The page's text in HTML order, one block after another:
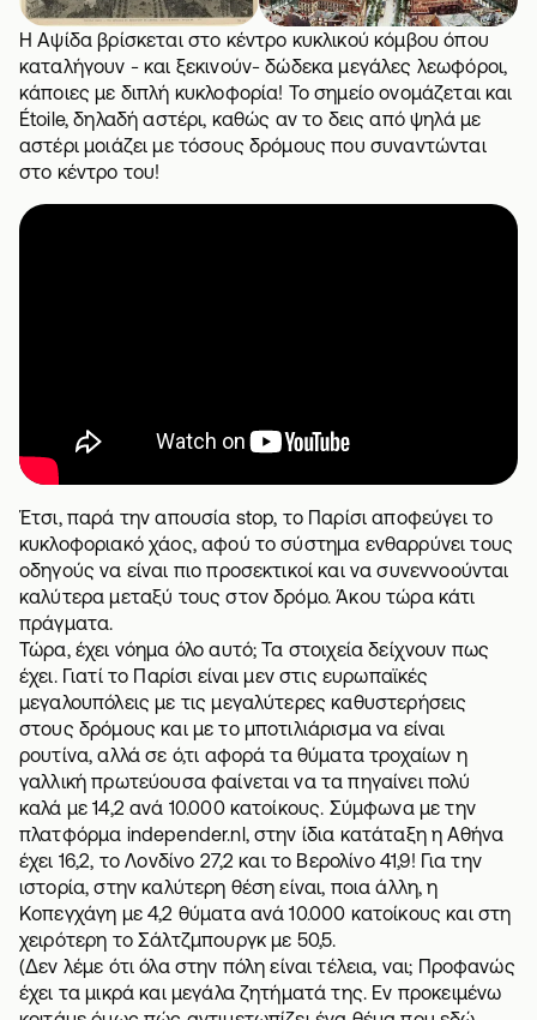
Η Αψίδα βρίσκεται στο κέντρο κυκλικού κόμβου όπου
καταλήγουν - και ξεκινούν- δώδεκα μεγάλες λεωφόροι,
κάποιες με διπλή κυκλοφορία! Το σημείο ονομάζεται και
Étoile, δηλαδή αστέρι, καθώς αν το δεις από ψηλά με
αστέρι μοιάζει με τόσους δρόμους που συναντώνται
στο κέντρο του!
Έτσι, παρά την απουσία stop, το Παρίσι αποφεύγει το
κυκλοφοριακό χάος, αφού το σύστημα ενθαρρύνει τους
οδηγούς να είναι πιο προσεκτικοί και να συνεννοούνται
καλύτερα μεταξύ τους στον δρόμο. Άκου τώρα κάτι
πράγματα.
Τώρα, έχει νόημα όλο αυτό; Τα στοιχεία δείχνουν πως
έχει. Γιατί το Παρίσι είναι μεν στις ευρωπαϊκές
μεγαλουπόλεις με τις μεγαλύτερες καθυστερήσεις
στους δρόμους και με το μποτιλιάρισμα να είναι
ρουτίνα, αλλά σε ό,τι αφορά τα θύματα τροχαίων η
γαλλική πρωτεύουσα φαίνεται να τα πηγαίνει πολύ
καλά με 14,2 ανά 10.000 κατοίκους. Σύμφωνα με την
πλατφόρμα independer.nl, στην ίδια κατάταξη η Αθήνα
έχει 16,2, το Λονδίνο 27,2 και το Βερολίνο 41,9! Για την
ιστορία, στην καλύτερη θέση είναι, ποια άλλη, η
Κοπεγχάγη με 4,2 θύματα ανά 10.000 κατοίκους και στη
χειρότερη το Σάλτζμπουργκ με 50,5.
(Δεν λέμε ότι όλα στην πόλη είναι τέλεια, ναι; Προφανώς
έχει τα μικρά και μεγάλα ζητήματά της. Εν προκειμένω